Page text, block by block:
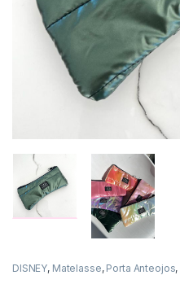
DISNEY, Matelasse, Porta Anteojos,